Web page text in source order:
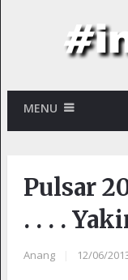
MENU
Pulsar
. . . .
Anang 12/06/